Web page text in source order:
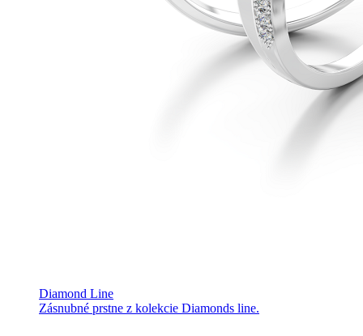
Diamond Line
Zásnubné prstne z kolekcie Diamonds line.